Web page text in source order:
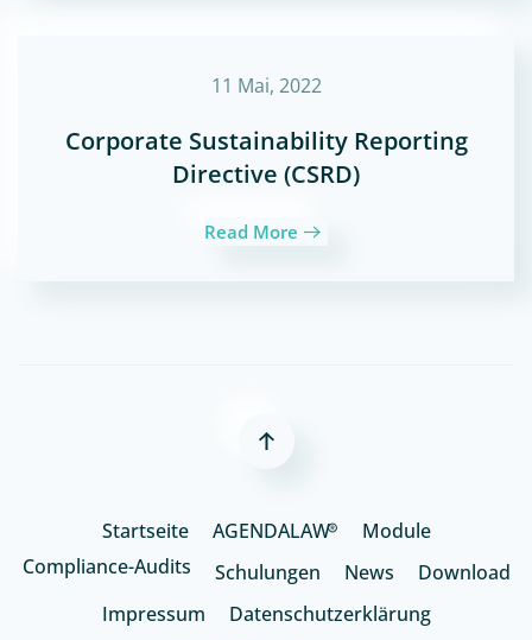
11 Mai, 2022
Corporate Sustainability Reporting
Directive (CSRD)
Read More
Startseite AGENDALAW®
Module
Compliance-Audits
Schulungen News
Download
Impressum
Datenschutzerklärung